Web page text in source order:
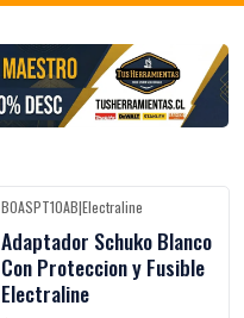
-44% OFF
BOASPT10AB|Electraline
Adaptador Schuko Blanco
Con Proteccion y Fusible
Electraline